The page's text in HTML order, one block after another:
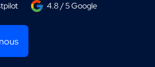
4.8 / 5 Google